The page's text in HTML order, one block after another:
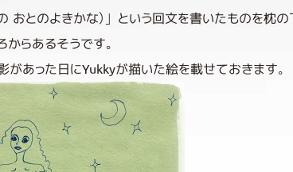
おとのよきかな）」という回文を書いたものを枕
からあるそうです。
があった日にYukkyが描いた絵を載せておきます。